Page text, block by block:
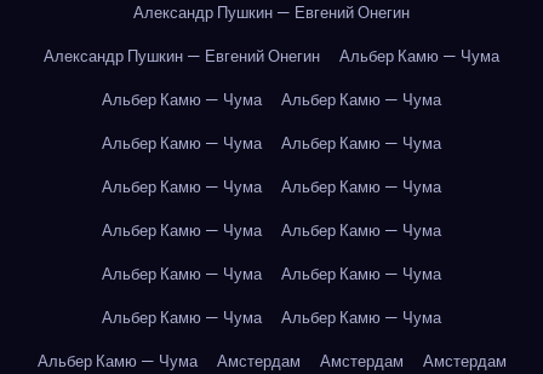
Александр Пушкин — Евгений Онегин
Александр Пушкин — Евгений Онегин
Альбер Камю — Чума
Альбер Камю — Чума
Альбер Камю — Чума
Альбер Камю — Чума
Альбер Камю — Чума
Альбер Камю — Чума
Альбер Камю — Чума
Альбер Камю — Чума
Альбер Камю — Чума
Альбер Камю — Чума
Альбер Камю — Чума
Альбер Камю — Чума
Альбер Камю — Чума
Альбер Камю — Чума
Амстердам Амстердам
Амстердам